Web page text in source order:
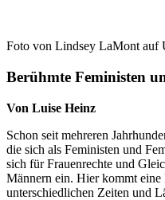
Foto von Lindsey LaMont auf
Berühmte Feministen
Von Luise Heinz
Schon seit mehreren
die sich als Feministen und
sich für Frauenrechte und
Männern ein. Hier kommt
unterschiedlichen Zeiten und